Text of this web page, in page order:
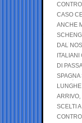
CASO
ANCHE
DAL
DI
SPAGNA
ARRIVO,
SCELTI